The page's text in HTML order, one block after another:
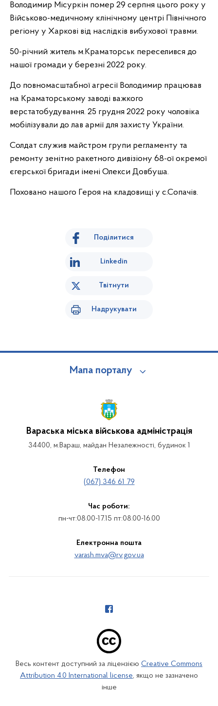
Володимир Місуркін помер 29 серпня цього року у
Військово-медичному клінічному центрі Північного
регіону у Харкові від наслідків вибухової травми.
50-річний житель м.Краматорськ переселився до
нашої громади у березні 2022 року.
До повномасштабної агресії Володимир працював
на Краматорському заводі важкого
верстатобудування. 25 грудня 2022 року чоловіка
мобілізували до лав армії для захисту України.
Солдат служив майстром групи регламенту та
ремонту зенітно ракетного дивізіону 68-ої окремої
єгерської бригади імені Олекси Довбуша.
Поховано нашого Героя на кладовищі у с.Сопачів.
Поділитися
Linkedin
Твітнути
Надрукувати
Мапа порталу
Вараська міська військова адміністрація
34400, м.Вараш, майдан Незалежності, будинок 1
Телефон
(067) 346 61 79
Час роботи:
пн-чт:08.00-17.15 пт:08.00-16.00
Електронна пошта
varash.mva@rv.gov.ua
Весь контент доступний за ліцензією Creative Commons
Attribution 4.0 International license, якщо не зазначено
інше